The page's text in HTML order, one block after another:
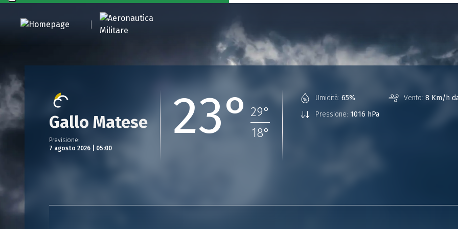
Gallo Matese
Previsione:
7 agosto 2026 | 05:00
23° 29°
18°
Umidità: 65%
Pressione: 1016 hPa
Vento: 8 Km/h